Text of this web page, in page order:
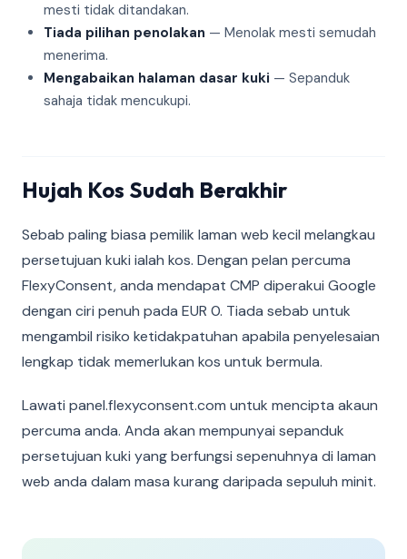
mesti tidak ditandakan.
Tiada pilihan penolakan — Menolak mesti semudah
menerima.
Mengabaikan halaman dasar kuki — Sepanduk
sahaja tidak mencukupi.
Hujah Kos Sudah Berakhir
Sebab paling biasa pemilik laman web kecil melangkau
persetujuan kuki ialah kos. Dengan pelan percuma
FlexyConsent, anda mendapat CMP diperakui Google
dengan ciri penuh pada EUR 0. Tiada sebab untuk
mengambil risiko ketidakpatuhan apabila penyelesaian
lengkap tidak memerlukan kos untuk bermula.
Lawati panel.flexyconsent.com untuk mencipta akaun
percuma anda. Anda akan mempunyai sepanduk
persetujuan kuki yang berfungsi sepenuhnya di laman
web anda dalam masa kurang daripada sepuluh minit.